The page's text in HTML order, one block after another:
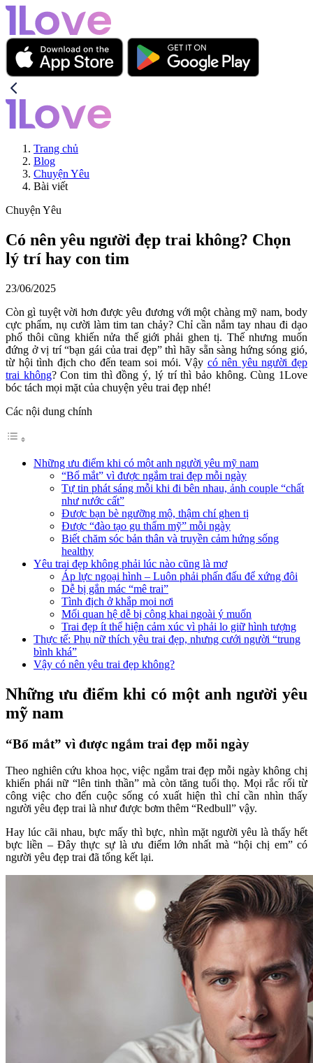
Trang chủ
Blog
Chuyện Yêu
Bài viết
Chuyện Yêu
Có nên yêu người đẹp trai không? Chọn
lý trí hay con tim
23/06/2025
Còn gì tuyệt vời hơn được yêu đương với một chàng mỹ nam, body
cực phẩm, nụ cười làm tim tan chảy? Chỉ cần nắm tay nhau đi dạo
phố thôi cũng khiến nửa thế giới phải ghen tị. Thế nhưng muốn
đứng ở vị trí “bạn gái của trai đẹp” thì hãy sẵn sàng hứng sóng gió,
từ hội tình địch cho đến team soi mói. Vậy có nên yêu người đẹp
trai không? Con tim thì đồng ý, lý trí thì bảo không. Cùng 1Love
bóc tách mọi mặt của chuyện yêu trai đẹp nhé!
Các nội dung chính
Những ưu điểm khi có một anh người yêu mỹ nam
“Bổ mắt” vì được ngắm trai đẹp mỗi ngày
Tự tin phát sáng mỗi khi đi bên nhau, ảnh couple “chất
như nước cất”
Được bạn bè ngưỡng mộ, thậm chí ghen tị
Được “đào tạo gu thẩm mỹ” mỗi ngày
Biết chăm sóc bản thân và truyền cảm hứng sống
healthy
Yêu trai đẹp không phải lúc nào cũng là mơ
Áp lực ngoại hình – Luôn phải phấn đấu để xứng đôi
Dễ bị gắn mác “mê trai”
Tình địch ở khắp mọi nơi
Mối quan hệ dễ bị công khai ngoài ý muốn
Trai đẹp ít thể hiện cảm xúc vì phải lo giữ hình tượng
Thực tế: Phụ nữ thích yêu trai đẹp, nhưng cưới người “trung
bình khá”
Vậy có nên yêu trai đẹp không?
Những ưu điểm khi có một anh người yêu
mỹ nam
“Bổ mắt” vì được ngắm trai đẹp mỗi ngày
Theo nghiên cứu khoa học, việc ngắm trai đẹp mỗi ngày không chị
khiến phái nữ “lên tinh thần” mà còn tăng tuổi thọ. Mọi rắc rối từ
công việc cho đến cuộc sống có xuất hiện thì chỉ cần nhìn thấy
người yêu đẹp trai là như được bơm thêm “Redbull” vậy.
Hay lúc cãi nhau, bực mấy thì bực, nhìn mặt người yêu là thấy hết
bực liền – Đây thực sự là ưu điểm lớn nhất mà “hội chị em” có
người yêu đẹp trai đã tổng kết lại.